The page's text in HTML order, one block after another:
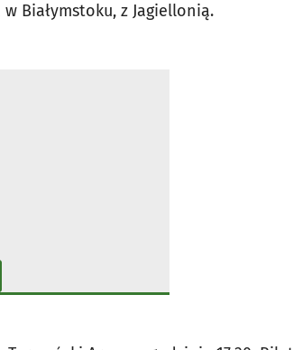
Białymstoku, z Jagiellonią.